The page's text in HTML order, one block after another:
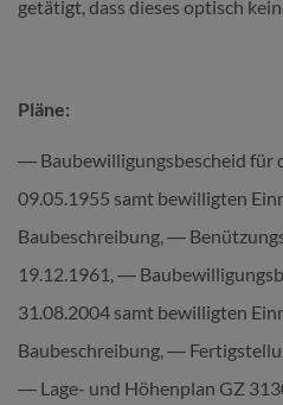
getätigt, dass dieses optisch
Pläne:
― Baubewilligungsbescheid für
09.05.1955 samt bewilligten
Baubeschreibung, ―
19.12.1961, ―
31.08.2004 samt bewilligten
Baubeschreibung, ―
― Lage- und Höhenplan GZ